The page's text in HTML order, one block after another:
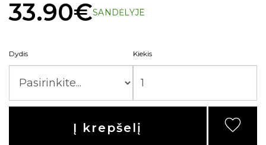
33.90€SANDĖLYJE
Dydis Kiekis
Į krepšelį